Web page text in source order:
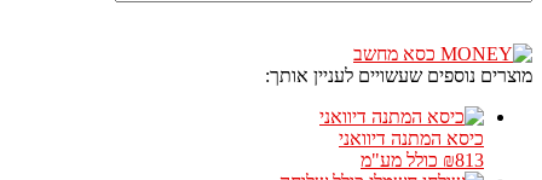
מוצרים נוספים שעשויים לעניין אותך:
כיסא המתנה דיוואני
₪813 כולל מע"מ